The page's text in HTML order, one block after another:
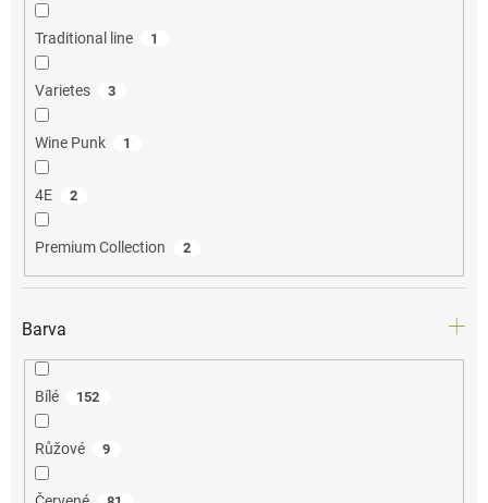
Traditional line 1
Varietes 3
Wine Punk 1
4E 2
Premium Collection 2
Barva
Bílé 152
Růžové 9